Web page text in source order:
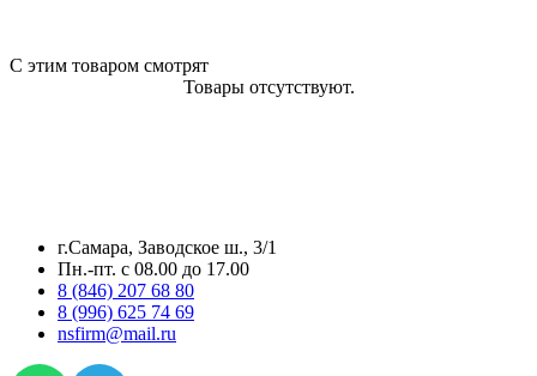
С этим товаром смотрят
Товары отсутствуют.
г.Самара, Заводское ш., 3/1
Пн.-пт. с 08.00 до 17.00
8 (846) 207 68 80
8 (996) 625 74 69
nsfirm@mail.ru